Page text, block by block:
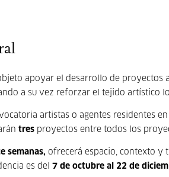
apoyar el desarrollo de proyectos
a su vez reforzar el tejido artístico
artistas o agentes residentes
tres proyectos entre todos los
semanas, ofrecerá espacio, contexto y
es del 7 de octubre al 22 de